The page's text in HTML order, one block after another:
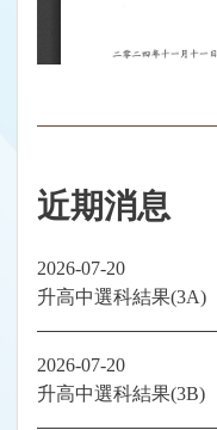
近期消息
2026-07-20
升高中選科結果(3A)
2026-07-20
升高中選科結果(3B)